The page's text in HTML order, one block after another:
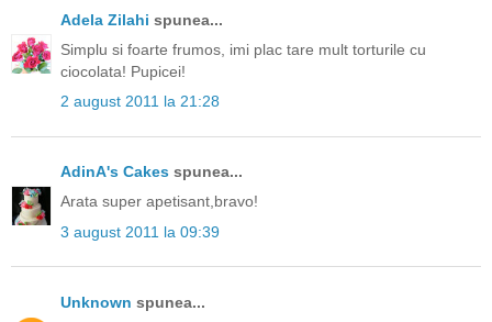
Adela Zilahi spunea...
Simplu si foarte frumos, imi plac tare mult torturile cu
ciocolata! Pupicei!
2 august 2011 la 21:28
AdinA's Cakes spunea...
Arata super apetisant,bravo!
3 august 2011 la 09:39
Unknown spunea...